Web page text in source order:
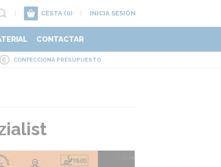
CESTA (0) INICIA SESIÓN
CONTACTAR
CONFECCIONA PRESUPUESTO